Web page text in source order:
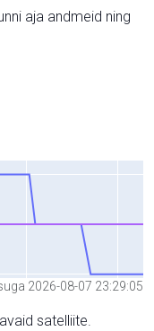
aja andmeid ning
2026-08-07 23:29:05
satelliite.